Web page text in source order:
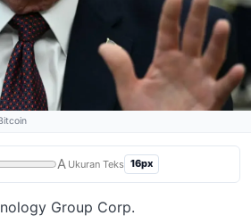
A Ukuran Teks 16px
Group Corp.